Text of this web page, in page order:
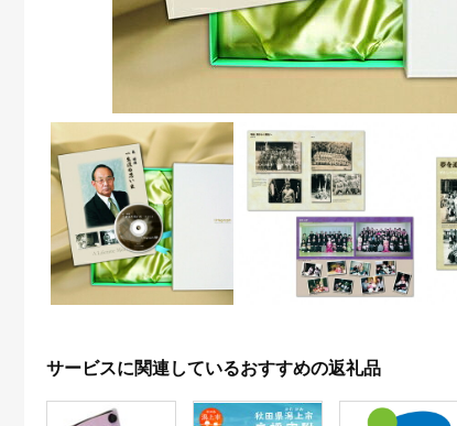
サービスに関連しているおすすめの返礼品